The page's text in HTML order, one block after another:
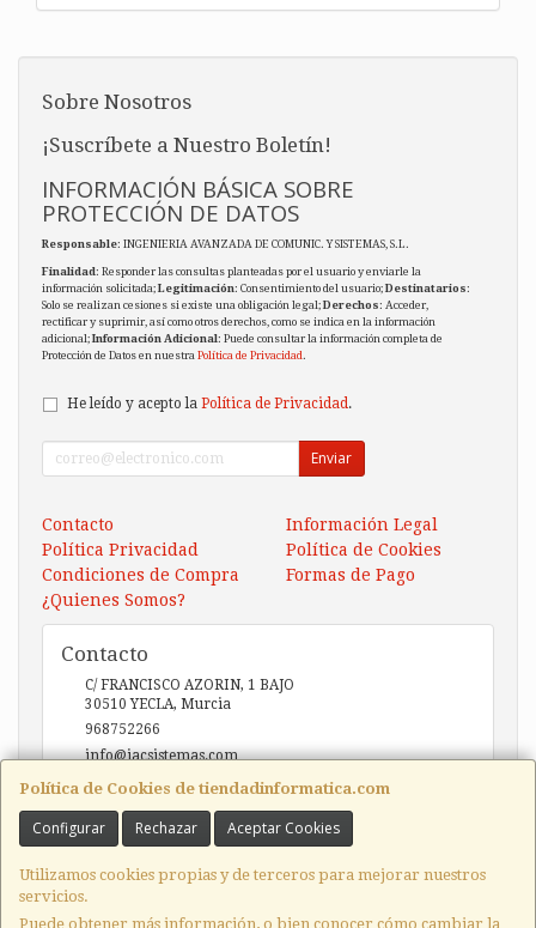
Política de Cookies de tiendadinformatica.com
Configurar Rechazar Aceptar Cookies
Utilizamos cookies propias y de terceros para mejorar nuestros
servicios.
Puede obtener más información, o bien conocer cómo cambiar la
Sobre Nosotros
¡Suscríbete a Nuestro Boletín!
INFORMACIÓN BÁSICA SOBRE
PROTECCIÓN DE DATOS
Responsable: INGENIERIA AVANZADA DE COMUNIC. Y SISTEMAS, S.L.
Finalidad: Responder las consultas planteadas por el usuario y enviarle la
información solicitada;Legitimación: Consentimiento del usuario;Destinatarios:
Solo se realizan cesiones si existe una obligación legal;Derechos: Acceder,
rectificar y suprimir, así como otros derechos, como se indica en la información
adicional;Información Adicional: Puede consultar la información completa de
Protección de Datos en nuestra Política de Privacidad.
He leído y acepto la Política de Privacidad .
Enviar
Contacto
Información Legal
Política Privacidad
Política de Cookies
Condiciones de Compra
Formas de Pago
¿Quienes Somos?
Contacto
C/ FRANCISCO AZORIN, 1 BAJO
30510 YECLA, Murcia
968752266
info@iacsistemas.com
Horario